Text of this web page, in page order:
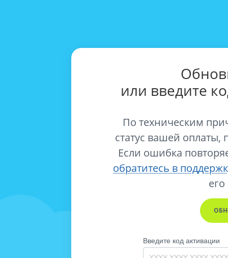
или введите
По техническим
статус вашей оплаты,
Если ошибка
обратитесь в
его
Введите код активации